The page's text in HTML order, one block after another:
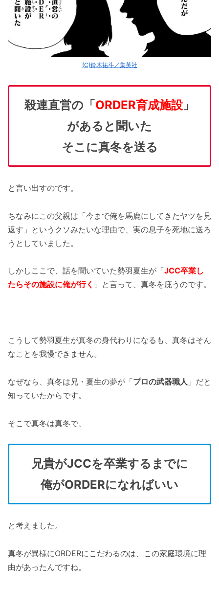
(C)鈴木祐斗／集英社
殺連直営の「ORDER育成施設 」
があると聞いた
そこに真冬を送る
と言い出すのです。
ちなみにこの父親は「今まで俺を馬鹿にしてきたヤツを見
返す」というクソみたいな理由で、実の息子を死地に送ろ
うとしていました。
しかしここで、話を聞いていた勢羽夏生が「JCC卒業し
たらその施設に俺が行く 」と言って、真冬を庇うのです。
こうして勢羽夏生が真冬の身代わりになるも、真冬はそん
なことを我慢できません。
なぜなら、真冬は兄・夏生の夢が「プロの武器職人 」だと
知っていたからです。
そこで真冬は真冬で、
兄貴がJCCを卒業するまでに
俺がORDERになればいい
と考えました。
真冬が異様にORDERにこだわるのは、この家庭環境に理
由があったんですね。